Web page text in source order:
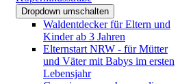
Dropdown umschalten
Waldentdecker für Eltern und
Kinder ab 3 Jahren
Elternstart NRW - für Mütter
und Väter mit Babys im ersten
Lebensjahr